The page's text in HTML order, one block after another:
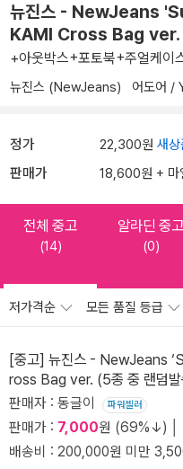
뉴진스 - NewJeans
KAMI Cross Bag ver.
+아웃박스+포토북+주얼케이
뉴진스 (NewJeans) 어도어 /
정가 22,300원 새상
판매가 18,600원 + 마
전체 중고
(14)
알라딘 중고
(0)
저가격순 모든 품질 등급
[중고] 뉴진스 - NewJeans
ross Bag ver. (5종 중 랜덤발
판매자 : 동글이 파워셀러
판매가 : 7,000원 (69%↓) │
배송비 : 200,000원 미만